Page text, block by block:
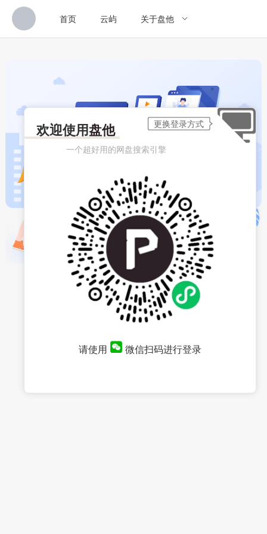
首页 云屿 关于盘他
欢迎使用盘他
一个超好用的网盘搜索引擎
请使用 微信扫码进行登录